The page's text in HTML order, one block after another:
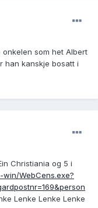
som het Albert
han kanskje bosatt i
Christiania og 5 i
WebCens.exe?
Lenke Lenke Lenke